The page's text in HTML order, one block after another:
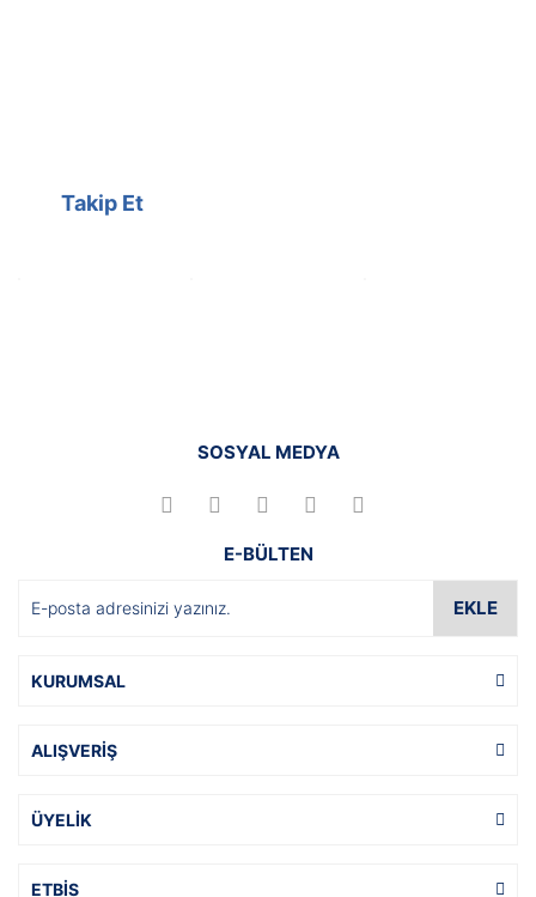
Takip Et
SOSYAL MEDYA
E-BÜLTEN
EKLE
KURUMSAL
ALIŞVERİŞ
ÜYELİK
ETBİS